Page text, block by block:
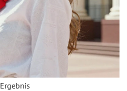
Ergebnis